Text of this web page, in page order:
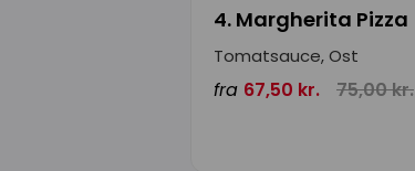
4. Margherita Pizza
Tomatsauce, Ost
fra 67,50 kr. 75,00 kr.